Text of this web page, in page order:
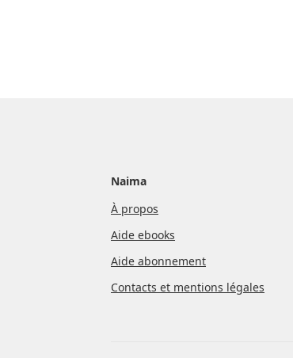
Naima
À propos
Aide ebooks
Aide abonnement
Contacts et mentions légales